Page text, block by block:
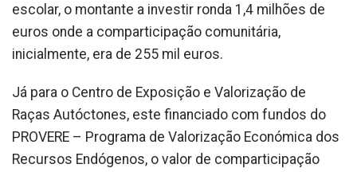
escolar, o montante a investir ronda 1,4 milhões de
euros onde a comparticipação comunitária,
inicialmente, era de 255 mil euros.
Já para o Centro de Exposição e Valorização de
Raças Autóctones, este financiado com fundos do
PROVERE – Programa de Valorização Económica dos
Recursos Endógenos, o valor de comparticipação